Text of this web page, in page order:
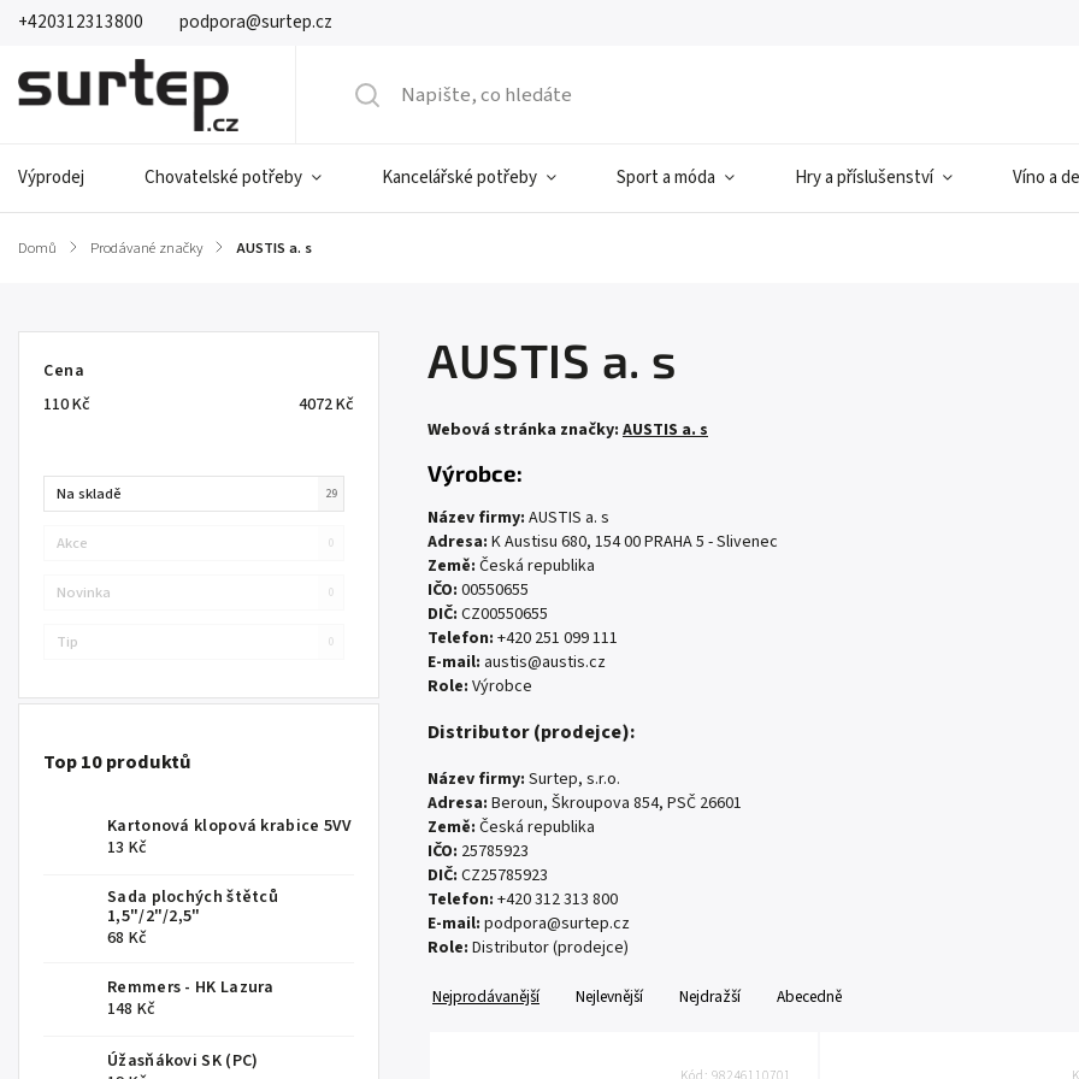
+420312313800 podpora@surtep.cz
Výprodej Chovatelské potřeby Kancelářské potřeby Sport a móda Hry a příslušenství Víno a
Domů / Prodávané značky / AUSTIS a. s
Cena
110Kč 4072Kč
Na skladě 29
Akce 0
Novinka 0
Tip 0
Top 10 produktů
Kartonová klopová krabice 5VV
13 Kč
Sada plochých štětců
1,5"/2"/2,5"
68 Kč
Remmers - HK Lazura
148 Kč
Úžasňákovi SK (PC)
AUSTIS a. s
Webová stránka značky: AUSTIS a. s
Výrobce:
Název firmy: AUSTIS a. s
Adresa: K Austisu 680, 154 00 PRAHA 5 - Slivenec
Země: Česká republika
IČO: 00550655
DIČ: CZ00550655
Telefon: +420 251 099 111
E-mail: austis@austis.cz
Role: Výrobce
Distributor (prodejce):
Název firmy: Surtep, s.r.o.
Adresa: Beroun, Škroupova 854, PSČ 26601
Země: Česká republika
IČO: 25785923
DIČ: CZ25785923
Telefon: +420 312 313 800
E-mail: podpora@surtep.cz
Role: Distributor (prodejce)
Nejprodávanější Nejlevnější Nejdražší Abecedně